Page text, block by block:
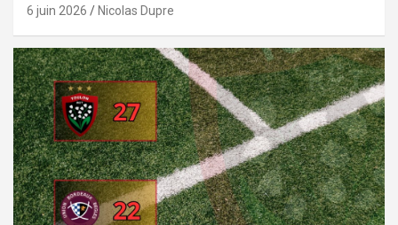
6 juin 2026 Nicolas Dupre